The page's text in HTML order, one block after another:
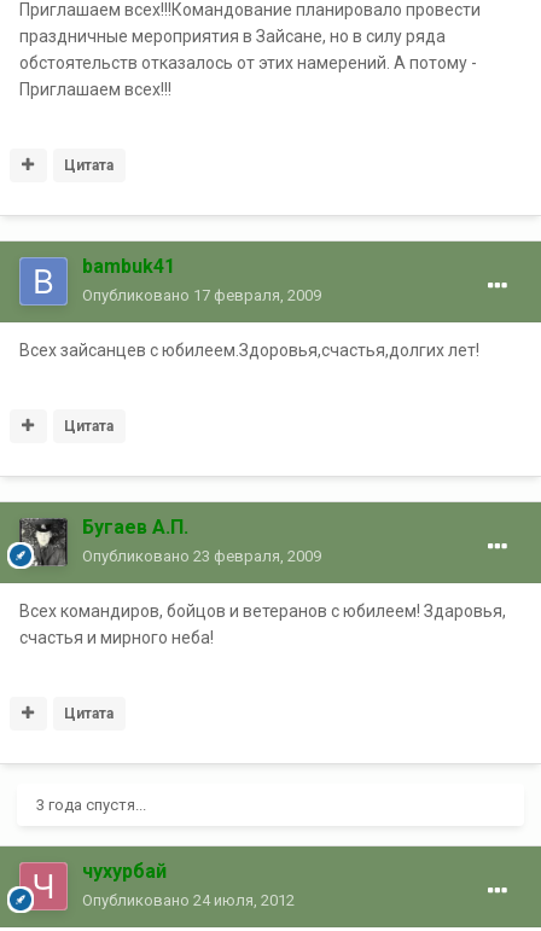
Приглашаем всех!!!Командование планировало провести
праздничные мероприятия в Зайсане, но в силу ряда
обстоятельств отказалось от этих намерений. А потому -
Приглашаем всех!!!
Цитата
bambuk41
Опубликовано 17 февраля, 2009
Всех зайсанцев с юбилеем.Здоровья,счастья,долгих лет!
Цитата
Бугаев А.П.
Опубликовано 23 февраля, 2009
Всех командиров, бойцов и ветеранов с юбилеем! Здаровья,
счастья и мирного неба!
Цитата
3 года спустя...
чухурбай
Опубликовано 24 июля, 2012